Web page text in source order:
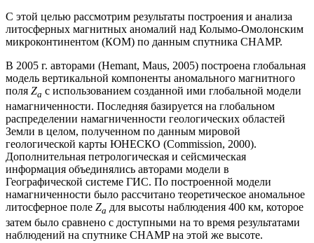
С этой целью рассмотрим результаты построения и анализа
литосферных магнитных аномалий над Колымо-Омолонским
микроконтинентом (КОМ) по данным спутника CHAMP.
В 2005 г. авторами (Hemant, Maus, 2005) построена глобальная
модель вертикальной компоненты аномального магнитного
поля Za с использованием созданной ими глобальной модели
намагниченности. Последняя базируется на глобальном
распределении намагниченности геологических областей
Земли в целом, полученном по данным мировой
геологической карты ЮНЕСКО (Commission, 2000).
Дополнительная петрологическая и сейсмическая
информация объединялись авторами модели в
Географической системе ГИС. По построенной модели
намагниченности было рассчитано теоретическое аномальное
литосферное поле Za для высоты наблюдения 400 км, которое
затем было сравнено с доступными на то время результатами
наблюдений на спутнике CHAMP на этой же высоте.